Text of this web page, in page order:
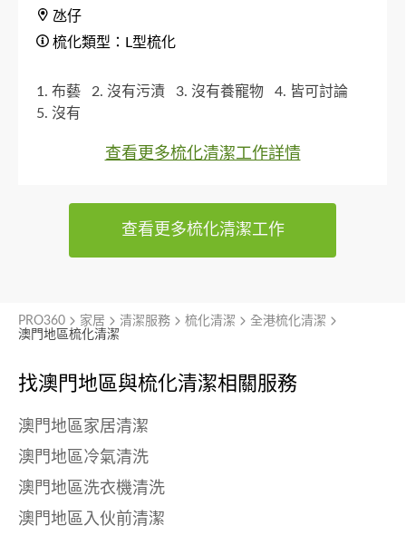
氹仔
梳化類型：L型梳化
1. 布藝 2. 沒有污漬 3. 沒有養寵物
4. 皆可討論
5. 沒有
查看更多梳化清潔工作詳情
查看更多梳化清潔工作
找澳門地區與梳化清潔相關服務
澳門地區家居清潔
澳門地區冷氣清洗
澳門地區洗衣機清洗
澳門地區入伙前清潔
PRO360 家居 清潔服務 梳化清潔
全港梳化清潔
澳門地區梳化清潔